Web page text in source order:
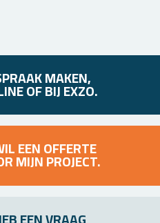
MAKEN,
OF BIJ EXZO.
EEN OFFERTE
MIJN PROJECT.